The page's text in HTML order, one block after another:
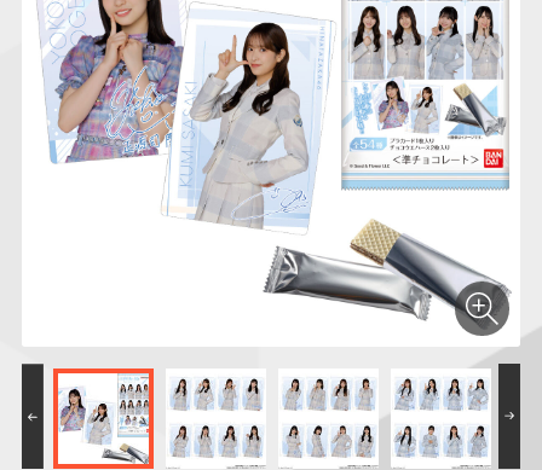
仮面ライダーシリー
PROJECT R.E.D.・
スーパー戦隊シリー
ズ
ガンダムシリーズ
ポケットモンスター
アンパンマン
サンリオキャラクタ
ーズ
たまご
つりグミ
にふぉるめーしょん
＆スクエアシール
SMPシリーズ
ポケモンスケールワ
ールド
キャラデコ